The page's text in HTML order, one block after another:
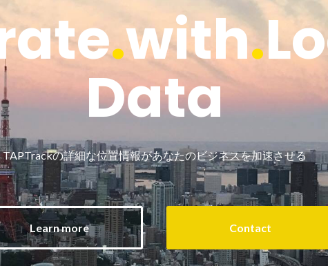
.with.
Data
TAPTrackの詳細な位置情報があなたのビジネスを加速させる
Learn more Contact